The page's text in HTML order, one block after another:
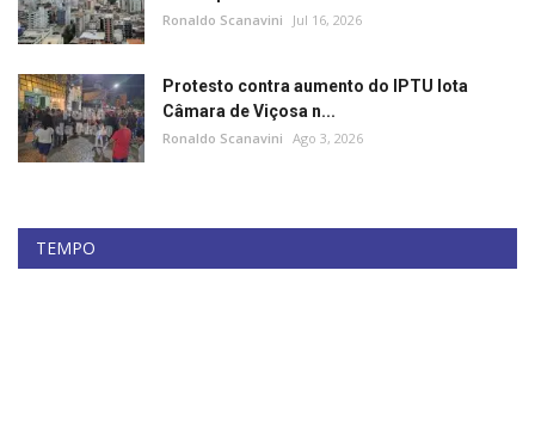
Ronaldo Scanavini Jul 16, 2026
Protesto contra aumento do IPTU lota
Câmara de Viçosa n...
Ronaldo Scanavini Ago 3, 2026
TEMPO